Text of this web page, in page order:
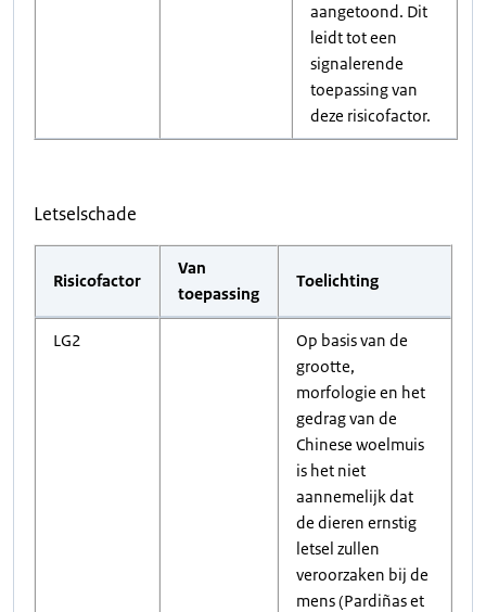
aangetoond. Dit
leidt tot een
signalerende
toepassing van
deze risicofactor.
Letselschade
Risicofactor
Van
toepassing
Toelichting
LG2
Op basis van de
grootte,
morfologie en het
gedrag van de
Chinese woelmuis
is het niet
aannemelijk dat
de dieren ernstig
letsel zullen
veroorzaken bij de
mens (Pardiñas et